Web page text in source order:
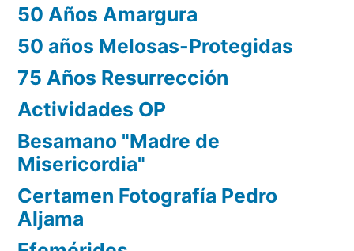
50 Años Amargura
50 años Melosas-Protegidas
75 Años Resurrección
Actividades OP
Besamano "Madre de
Misericordia"
Certamen Fotografía Pedro
Aljama